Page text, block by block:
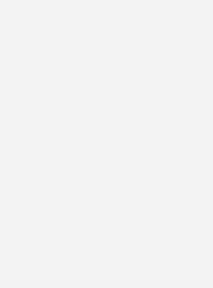
„Wenn der Kunde es so
führen wir, bevor der Speicher
Wartung aus. Dabei besteht die
Hausmeister in die
zu zeigen, wie der
sollte.“
worden, ist es an der Zeit, bei
Speicher vorsorglich
dass der allmähliche Abrieb in
nicht zu einem Leck und damit
Der Saugschlauch ist in dieser
Bremsbelägen beim Fahrzeug: